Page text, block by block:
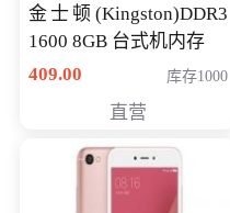
金士顿(Kingston)DDR3
1600 8GB 台式机内存
409.00
库存1000
直营